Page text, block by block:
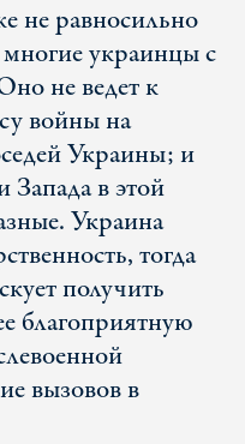
не равносильно
украинцы с
не ведет к
войны на
Украины; и
в этой
Украина
тогда
получить
благоприятную
вызовов в